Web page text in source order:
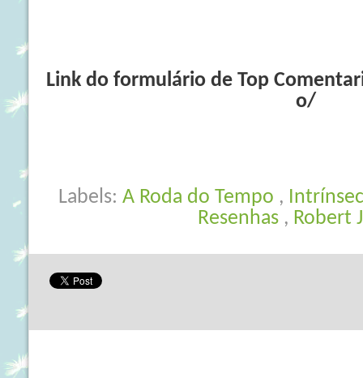
Link do formulário de Top
o/
Labels: A Roda do Tempo ,
Resenhas , Robert